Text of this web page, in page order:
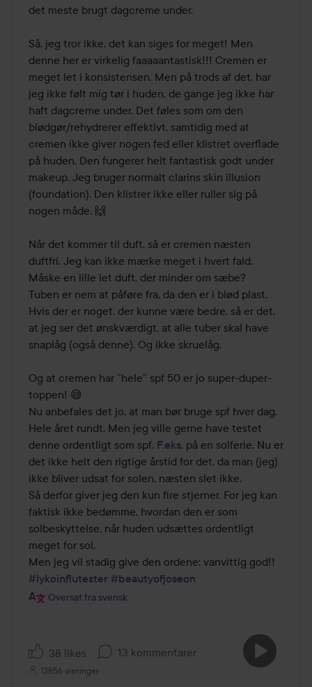
det meste brugt dagcreme under.
Så, jeg tror ikke, det kan siges for meget! Men
denne her er virkelig faaaaantastisk!!! Cremen er
meget let i konsistensen. Men på trods af det, har
jeg ikke følt mig tør i huden, de gange jeg ikke har
haft dagcreme under. Det føles som om den
blødgør/rehydrerer effektivt, samtidig med at
cremen ikke giver nogen fed eller klistret overflade
på huden. Den fungerer helt fantastisk godt under
makeup. Jeg bruger normalt clarins skin illusion
(foundation). Den klistrer ikke eller ruller sig på
nogen måde. 🙌
Når det kommer til duft, så er cremen næsten
duftfri. Jeg kan ikke mærke meget i hvert fald.
Måske en lille let duft, der minder om sæbe?
Tuben er nem at påføre fra, da den er i blød plast.
Hvis der er noget, der kunne være bedre, så er det,
at jeg ser det ønskværdigt, at alle tuber skal have
snaplåg (også denne). Og ikke skruelåg.
Og at cremen har ”hele” spf 50 er jo super-duper-
toppen! 😅
Nu anbefales det jo, at man bør bruge spf hver dag.
Hele året rundt. Men jeg ville gerne have testet
denne ordentligt som spf. F.eks. på en solferie. Nu er
det ikke helt den rigtige årstid for det, da man (jeg)
ikke bliver udsat for solen, næsten slet ikke.
Så derfor giver jeg den kun fire stjerner. For jeg kan
faktisk ikke bedømme, hvordan den er som
solbeskyttelse, når huden udsættes ordentligt
meget for sol.
#lykoinflutester #beautyofjoseon
Oversat fra svensk
38 likes 13 kommentarer
13856 visninger